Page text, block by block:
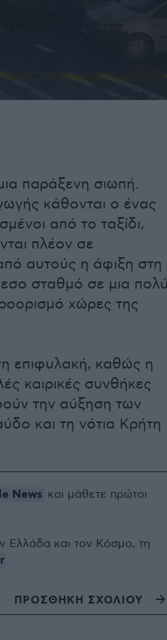
παράξενη σιωπή.
κάθονται ο ένας
από το ταξίδι,
πλέον σε
αυτούς η άφιξη στη
σταθμό σε μια
χώρες της
επιφυλακή, καθώς η
καιρικές συνθήκες
την αύξηση των
και τη νότια Κρήτη
News και μάθετε πρώτοι
Ελλάδα και τον Κόσμο, τη
ΠΡΟΣΘΗΚΗ ΣΧΟΛΙΟΥ